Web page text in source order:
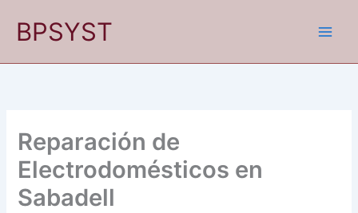
BPSYST
Reparación de
Electrodomésticos en
Sabadell